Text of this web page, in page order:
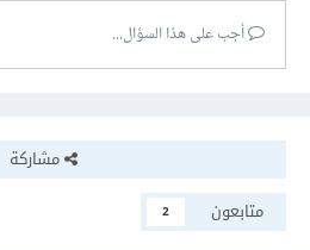
أجب على هذا السؤال...
مشاركة
متابعون
2